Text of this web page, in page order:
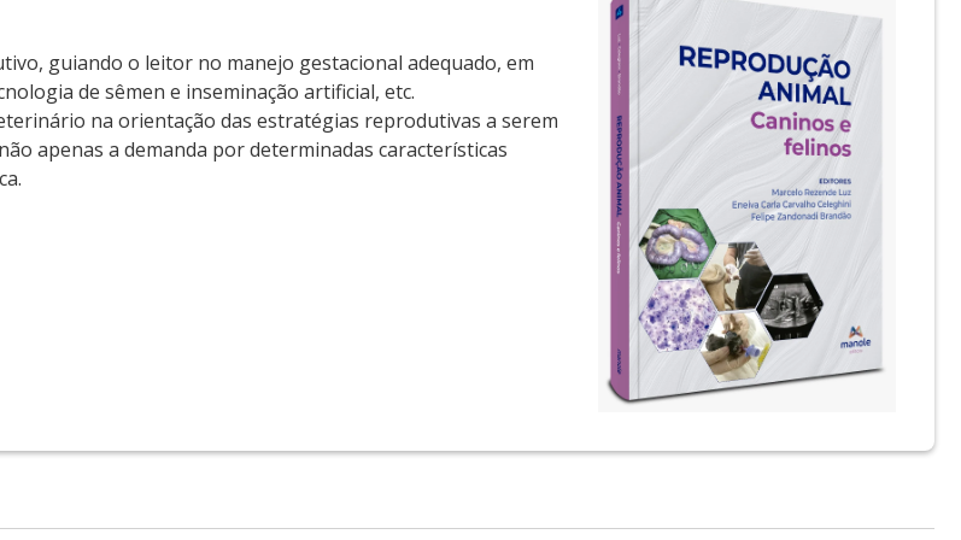
guiando o leitor no manejo gestacional adequado, em
de sêmen e inseminação artificial, etc.
na orientação das estratégias reprodutivas a serem
apenas a demanda por determinadas características